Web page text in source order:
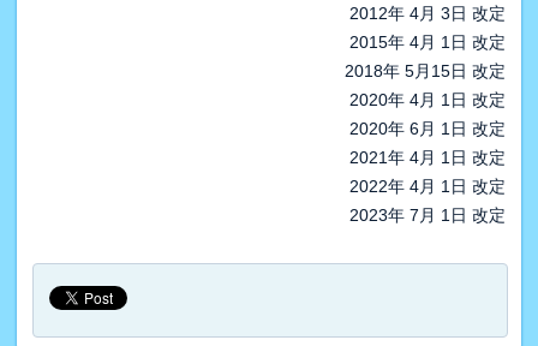
2012年 4月 3日 改定
2015年 4月 1日 改定
2018年 5月15日 改定
2020年 4月 1日 改定
2020年 6月 1日 改定
2021年 4月 1日 改定
2022年 4月 1日 改定
2023年 7月 1日 改定